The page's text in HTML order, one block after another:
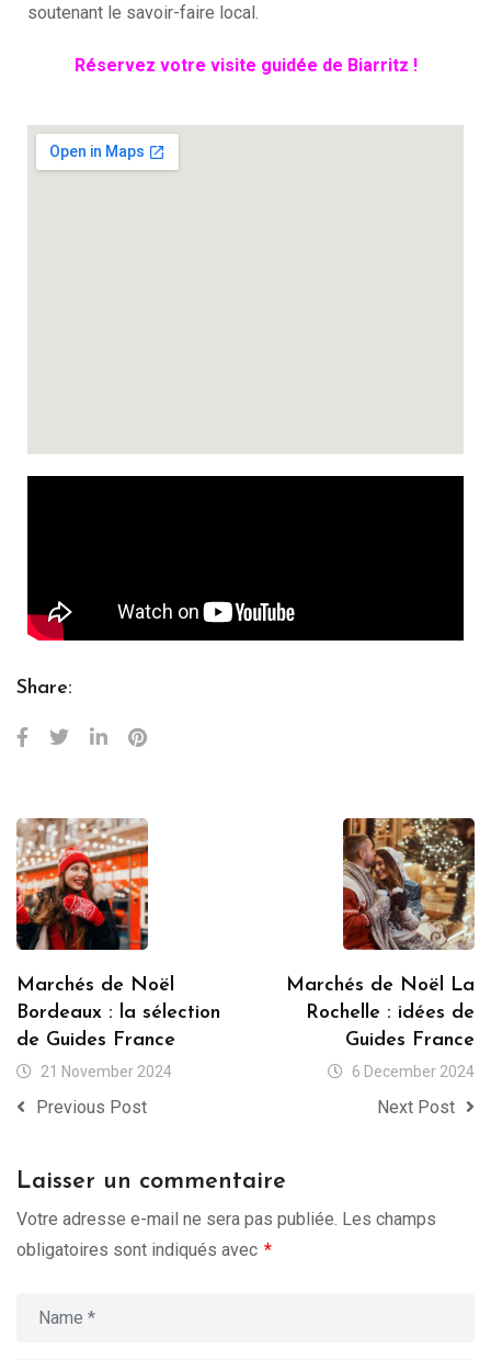
soutenant le savoir-faire local.
Réservez votre visite guidée de Biarritz !
Share:
Marchés de Noël
Bordeaux : la sélection
de Guides France
21 November 2024
Previous Post
Marchés de Noël La
Rochelle : idées de
Guides France
6 December 2024
Next Post
Laisser un commentaire
Votre adresse e-mail ne sera pas publiée. Les champs
obligatoires sont indiqués avec *